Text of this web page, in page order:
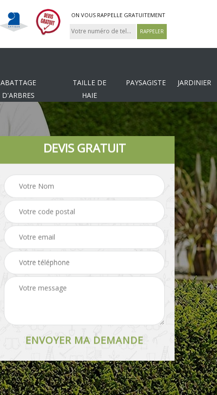
ON VOUS RAPPELLE GRATUITEMENT
ABATTAGE
D'ARBRES
TAILLE DE
HAIE
PAYSAGISTE JARDINIER
Tonte et réfection de
pelouse Pose de clôture
DEVIS GRATUIT